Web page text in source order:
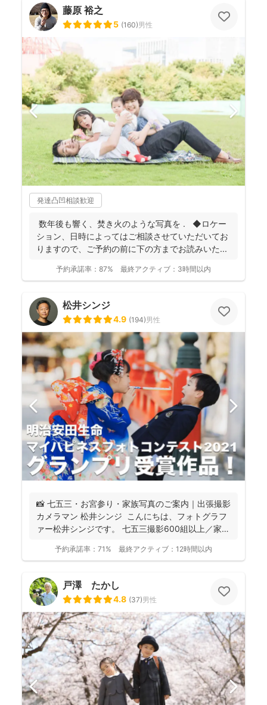
藤原 裕之
5 (160)男性
発達凸凹相談歓迎
数年後も響く、焚き火のような写真を . ◆ロケー
ション、日時によってはご相談させていただいてお
りますので、ご予約の前に下の方までお読みいた...
予約承諾率： 87% 最終アクティブ： 3時間以内
松井シンジ
4.9 (194)男性
📸 七五三・お宮参り・家族写真のご案内｜出張撮影
カメラマン 松井シンジ こんにちは、フォトグラフ
ァー松井シンジです。 七五三撮影600組以上／家
予約承諾率： 71% 最終アクティブ： 12時間以内
戸澤 たかし
4.8 (37)男性